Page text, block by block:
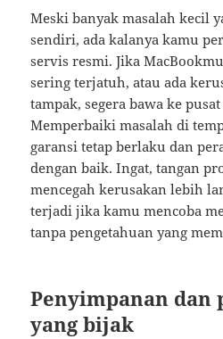
Meski banyak masalah kecil
sendiri, ada kalanya kamu
servis resmi. Jika
sering terjatuh, atau ada
tampak, segera bawa ke
Memperbaiki masalah di
garansi tetap berlaku dan
dengan baik. Ingat, tangan
mencegah kerusakan lebih
terjadi jika kamu mencoba
tanpa pengetahuan yang
Penyimpanan dan
yang bijak